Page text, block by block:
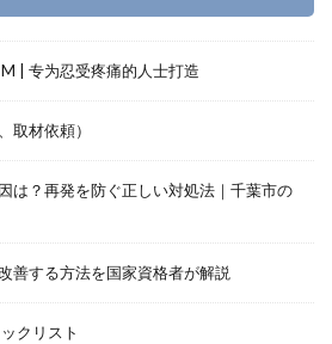
M | 专为忍受疼痛的人士打造
取材依頼）
は？再発を防ぐ正しい対処法｜千葉市の
善する方法を国家資格者が解説
クリスト